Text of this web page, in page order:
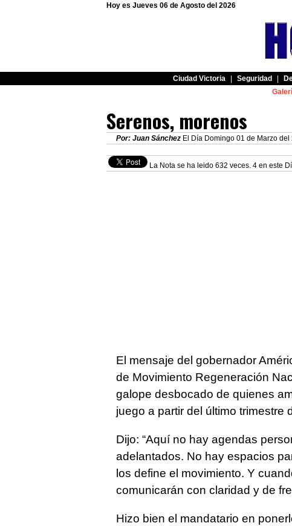
Hoy es Jueves 06 de Agosto del 2026
Ciudad Victoria Seguridad
Serenos, morenos
Por: Juan Sánchez El Día Domingo 01 de Marzo
La Nota se ha leido 632 veces. 4 en este
El mensaje del gobernador
de Movimiento Regeneración
galope desbocado de quienes
juego a partir del último trimestre
Dijo: “Aquí no hay agendas
adelantados. No hay espacios
los define el movimiento. Y
comunicarán con claridad y de
Hizo bien el mandatario en